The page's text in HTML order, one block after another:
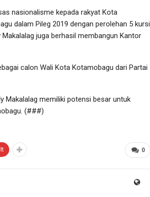
nasionalisme kepada rakyat Kota
dalam Pileg 2019 dengan perolehan 5 kursi
juga berhasil membangun Kantor
calon Wali Kota Kotamobagu dari Partai
Makalalag memiliki potensi besar untuk
(###)
0